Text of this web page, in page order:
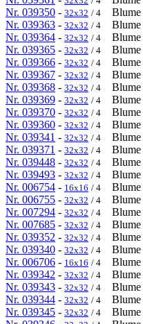
Nr. 039350 - 32x32 / 4 Blume
Nr. 039363 - 32x32 / 4 Blume
Nr. 039364 - 32x32 / 4 Blume
Nr. 039365 - 32x32 / 4 Blume
Nr. 039366 - 32x32 / 4 Blume
Nr. 039367 - 32x32 / 4 Blume
Nr. 039368 - 32x32 / 4 Blume
Nr. 039369 - 32x32 / 4 Blume
Nr. 039370 - 32x32 / 4 Blume
Nr. 039360 - 32x32 / 4 Blume
Nr. 039341 - 32x32 / 4 Blume
Nr. 039371 - 32x32 / 4 Blume
Nr. 039448 - 32x32 / 4 Blume
Nr. 039493 - 32x32 / 4 Blume
Nr. 006754 - 16x16 / 4 Blume
Nr. 006755 - 32x32 / 4 Blume
Nr. 007294 - 32x32 / 4 Blume
Nr. 007685 - 32x32 / 4 Blume
Nr. 039352 - 32x32 / 4 Blume
Nr. 039340 - 32x32 / 4 Blume
Nr. 006706 - 16x16 / 4 Blume
Nr. 039342 - 32x32 / 4 Blume
Nr. 039343 - 32x32 / 4 Blume
Nr. 039344 - 32x32 / 4 Blume
Nr. 039345 - 32x32 / 4 Blume